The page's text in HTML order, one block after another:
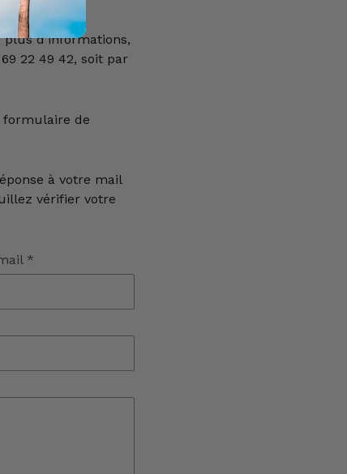
d'informations,
22 49 42, soit par
formulaire de
à votre mail
vérifier votre
*